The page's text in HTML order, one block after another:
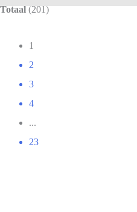
Totaal(201)
1
2
3
4
...
23